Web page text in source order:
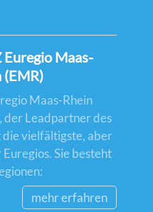
Euregio Maas-
(EMR)
Maas-Rhein
der Leadpartner des
die vielfältigste, aber
Sie besteht
mehr erfahren